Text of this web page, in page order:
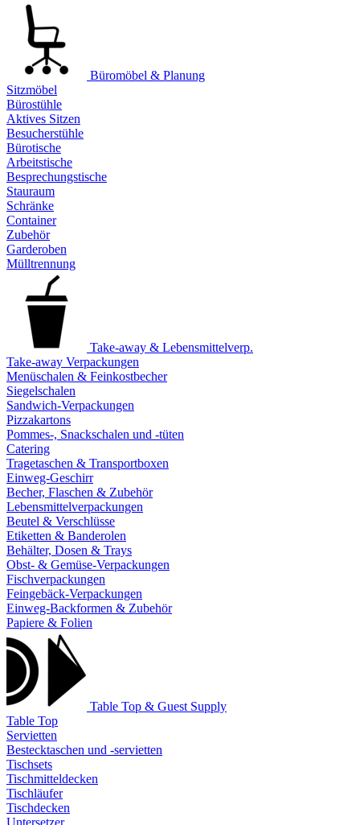
Büromöbel & Planung
Sitzmöbel
Bürostühle
Aktives Sitzen
Besucherstühle
Bürotische
Arbeitstische
Besprechungstische
Stauraum
Schränke
Container
Zubehör
Garderoben
Mülltrennung
Take-away & Lebensmittelverp.
Take-away Verpackungen
Menüschalen & Feinkostbecher
Siegelschalen
Sandwich-Verpackungen
Pizzakartons
Pommes-, Snackschalen und -tüten
Catering
Tragetaschen & Transportboxen
Einweg-Geschirr
Becher, Flaschen & Zubehör
Lebensmittelverpackungen
Beutel & Verschlüsse
Etiketten & Banderolen
Behälter, Dosen & Trays
Obst- & Gemüse-Verpackungen
Fischverpackungen
Feingebäck-Verpackungen
Einweg-Backformen & Zubehör
Papiere & Folien
Table Top & Guest Supply
Table Top
Servietten
Bestecktaschen und -servietten
Tischsets
Tischmitteldecken
Tischläufer
Tischdecken